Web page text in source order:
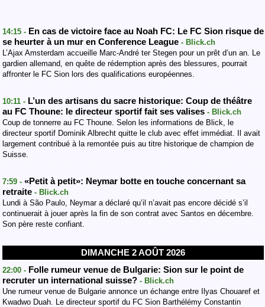
14:15 - En cas de victoire face au Noah FC: Le FC Sion risque de
se heurter à un mur en Conference League - Blick.ch
L’Ajax Amsterdam accueille Marc-André ter Stegen pour un prêt d’un an. Le
gardien allemand, en quête de rédemption après des blessures, pourrait
affronter le FC Sion lors des qualifications européennes.
10:11 - L’un des artisans du sacre historique: Coup de théâtre
au FC Thoune: le directeur sportif fait ses valises - Blick.ch
Coup de tonnerre au FC Thoune. Selon les informations de Blick, le
directeur sportif Dominik Albrecht quitte le club avec effet immédiat. Il avait
largement contribué à la remontée puis au titre historique de champion de
Suisse.
7:59 - «Petit à petit»: Neymar botte en touche concernant sa
retraite - Blick.ch
Lundi à São Paulo, Neymar a déclaré qu’il n’avait pas encore décidé s’il
continuerait à jouer après la fin de son contrat avec Santos en décembre.
Son père reste confiant.
DIMANCHE 2 AOÛT 2026
22:00 - Folle rumeur venue de Bulgarie: Sion sur le point de
recruter un international suisse? - Blick.ch
Une rumeur venue de Bulgarie annonce un échange entre Ilyas Chouaref et
Kwadwo Duah. Le directeur sportif du FC Sion Barthélémy Constantin